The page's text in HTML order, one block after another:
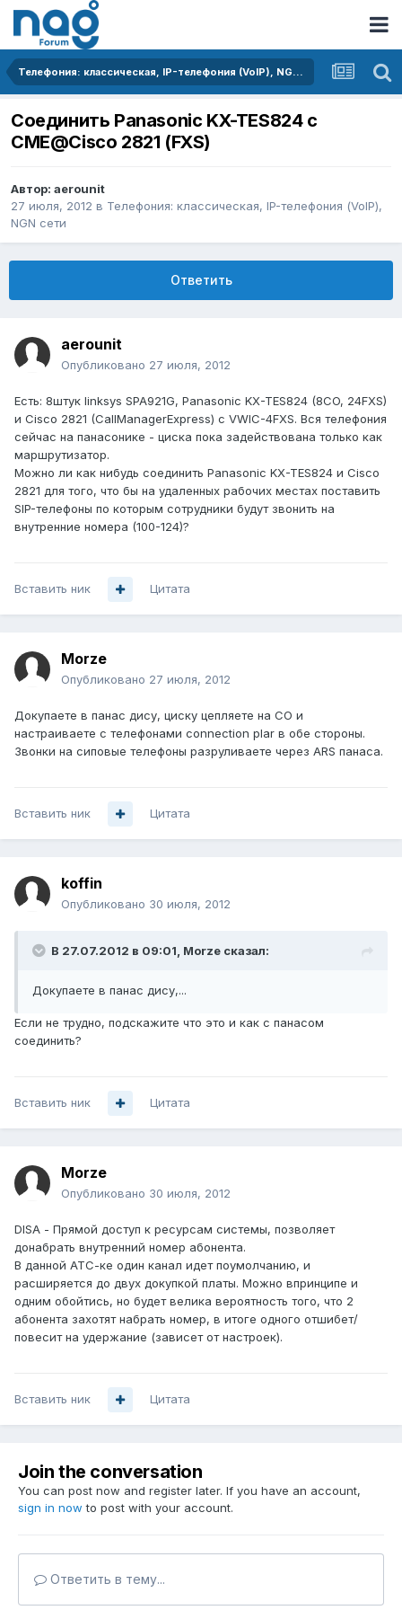
Телефония: классическая, IP-телефония (VoIP), NGN сети
Соединить Panasonic KX-TES824 c
CME@Cisco 2821 (FXS)
Автор: aerounit
27 июля, 2012 в Телефония: классическая, IP-телефония (VoIP),
NGN сети
Ответить
aerounit
Опубликовано 27 июля, 2012
Есть: 8штук linksys SPA921G, Panasonic KX-TES824 (8CO, 24FXS)
и Cisco 2821 (CallManagerExpress) с VWIC-4FXS. Вся телефония
сейчас на панасонике - циска пока задействована только как
маршрутизатор.
Можно ли как нибудь соединить Panasonic KX-TES824 и Cisco
2821 для того, что бы на удаленных рабочих местах поставить
SIP-телефоны по которым сотрудники будут звонить на
внутренние номера (100-124)?
Вставить ник Цитата
Morze
Опубликовано 27 июля, 2012
Докупаете в панас дису, циску цепляете на CO и
настраиваете с телефонами connection plar в обе стороны.
Звонки на сиповые телефоны разруливаете через ARS панаса.
Вставить ник Цитата
koffin
Опубликовано 30 июля, 2012
В 27.07.2012 в 09:01, Morze сказал:
Докупаете в панас дису,...
Если не трудно, подскажите что это и как с панасом
соединить?
Вставить ник Цитата
Morze
Опубликовано 30 июля, 2012
DISA - Прямой доступ к ресурсам системы, позволяет
донабрать внутренний номер абонента.
В данной АТС-ке один канал идет поумолчанию, и
расширяется до двух докупкой платы. Можно впринципе и
одним обойтись, но будет велика вероятность того, что 2
абонента захотят набрать номер, в итоге одного отшибет/
повесит на удержание (зависет от настроек).
Вставить ник Цитата
Join the conversation
You can post now and register later. If you have an account,
sign in now to post with your account.
Ответить в тему...